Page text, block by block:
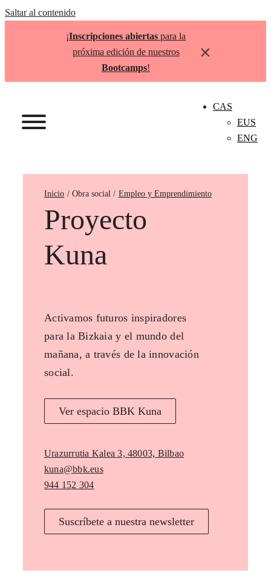
Saltar al contenido
¡Inscripciones abiertas para la
próxima edición de nuestros
Bootcamps!
×
CAS
EUS
ENG
Inicio Empleo y Emprendimiento
Proyecto
Kuna
Activamos futuros inspiradores
para la Bizkaia y el mundo del
mañana, a través de la innovación
social.
Ver espacio BBK Kuna
Urazurrutia Kalea 3, 48003, Bilbao
kuna@bbk.eus
944 152 304
Suscríbete a nuestra newsletter